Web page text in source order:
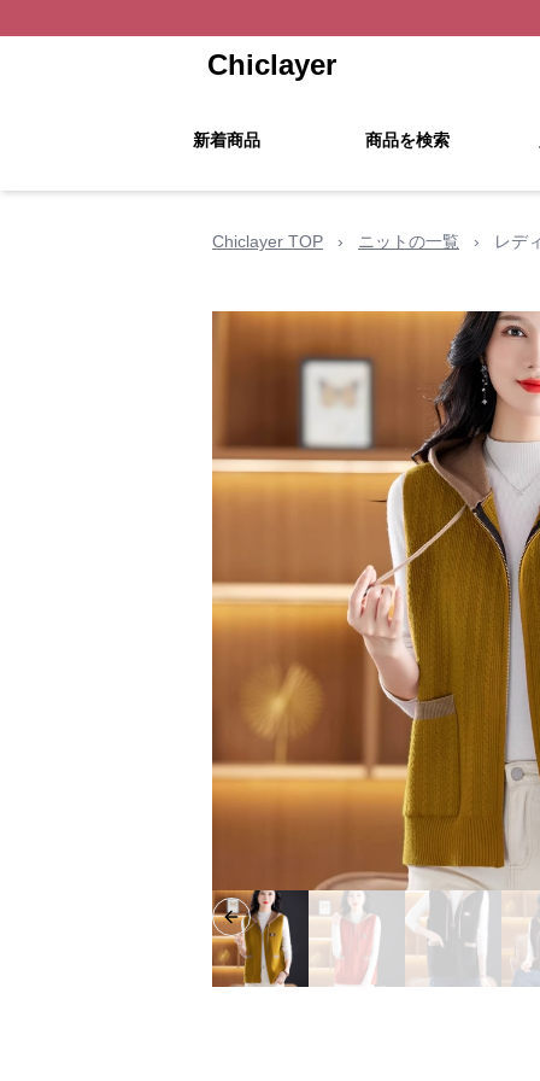
Chiclayer
新着商品 商品を検索
Chiclayer TOP › ニットの一覧 › レデ
Previous slide